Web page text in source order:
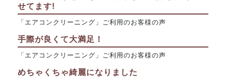
せてます!
「エアコンクリーニング」ご利用のお客様の声
手際が良くて大満足！
「エアコンクリーニング」ご利用のお客様の声
めちゃくちゃ綺麗になりました